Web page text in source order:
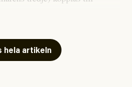
Känns det som en
vore fullständigt orimligt.
hela artikeln